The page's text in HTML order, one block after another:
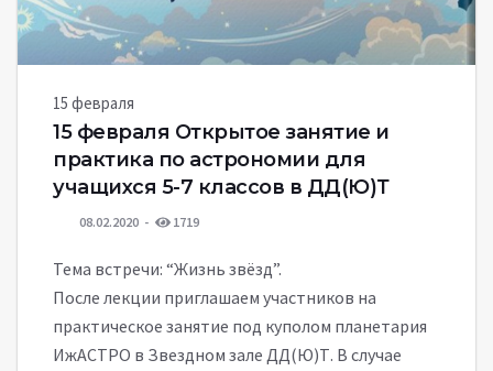
15 февраля
15 февраля Открытое занятие и
практика по астрономии для
учащихся 5-7 классов в ДД(Ю)Т
08.02.2020 1719
Тема встречи: “Жизнь звёзд”.
После лекции приглашаем участников на
практическое занятие под куполом планетария
ИжАСТРО в Звездном зале ДД(Ю)Т. В случае